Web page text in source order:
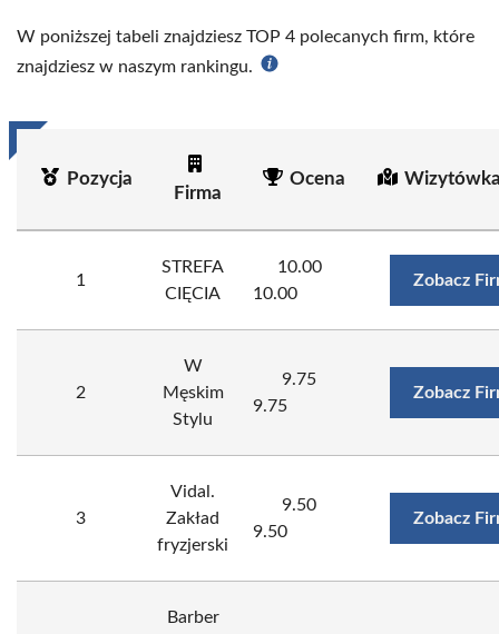
W poniższej tabeli znajdziesz TOP 4 polecanych firm, które
znajdziesz w naszym rankingu.
Pozycja
Firma
Ocena
1
STREFA
CIĘCIA
10.00
10.00
Zobacz
2
W
Męskim
Stylu
9.75
9.75
Zobacz
3
Vidal.
Zakład
fryzjerski
9.50
9.50
Zobacz
Barber